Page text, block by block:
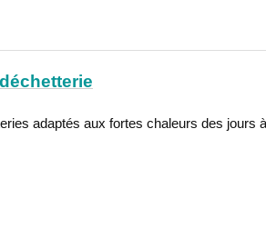
adaptés aux fortes chaleurs des jours